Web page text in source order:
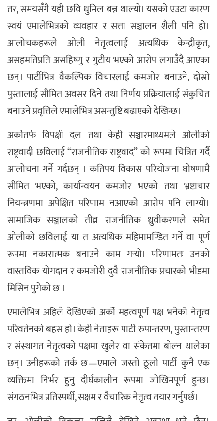
तर, समयसँगै यही छवि धुमिल बन्न थाल्यो। यसको एउटा कारण
स्वयं एमालेभित्रको व्यवहार र सत्ता सञ्चालन शैली पनि हो।
आलोचकहरूले ओली नेतृत्वलाई अत्यधिक केन्द्रीकृत,
असहमतिप्रति असहिष्णु र गुटीय भएको आरोप लगाउँदै आएका
छन्। पार्टीभित्र वैकल्पिक विचारलाई कमजोर बनाउने, दोस्रो
पुस्तालाई सीमित अवसर दिने तथा निर्णय प्रक्रियालाई संकुचित
बनाउने प्रवृत्तिले एमालेभित्र असन्तुष्टि बढाएको देखिन्छ।
अर्कोतर्फ विपक्षी दल तथा केही सञ्चारमाध्यमले ओलीको
राष्ट्रवादी छविलाई “राजनीतिक राष्ट्रवाद” को रूपमा चित्रित गर्दै
आलोचना गर्ने गर्दछन् । कतिपय विकास परियोजना घोषणामै
सीमित भएको, कार्यान्वयन कमजोर भएको तथा भ्रष्टाचार
नियन्त्रणमा अपेक्षित परिणाम नआएको आरोप पनि लाग्यो।
सामाजिक सञ्जालको तीव्र राजनीतिक ध्रुवीकरणले समेत
ओलीको छविलाई या त अत्यधिक महिमामण्डित गर्ने वा पूर्ण
रूपमा नकारात्मक बनाउने काम गर्‍यो। परिणामतः उनको
वास्तविक योगदान र कमजोरी दुवै राजनीतिक प्रचारको भीडमा
मिसिन पुगेको छ ।
एमालेभित्र अहिले देखिएको अर्को महत्वपूर्ण पक्ष भनेको नेतृत्व
परिवर्तनको बहस हो। केही नेताहरू पार्टी रुपान्तरण, पुस्तान्तरण
र संस्थागत नेतृत्वको पक्षमा खुलेर वा संकेतमा बोल्न थालेका
छन्। उनीहरूको तर्क छ—एमाले जस्तो ठूलो पार्टी कुनै एक
व्यक्तिमा निर्भर हुनु दीर्घकालीन रूपमा जोखिमपूर्ण हुन्छ।
संगठनभित्र प्रतिस्पर्धी, सक्षम र वैचारिक नेतृत्व तयार गर्नुपर्छ।